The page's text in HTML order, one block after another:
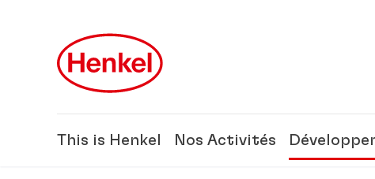
This is Henkel Nos Activités